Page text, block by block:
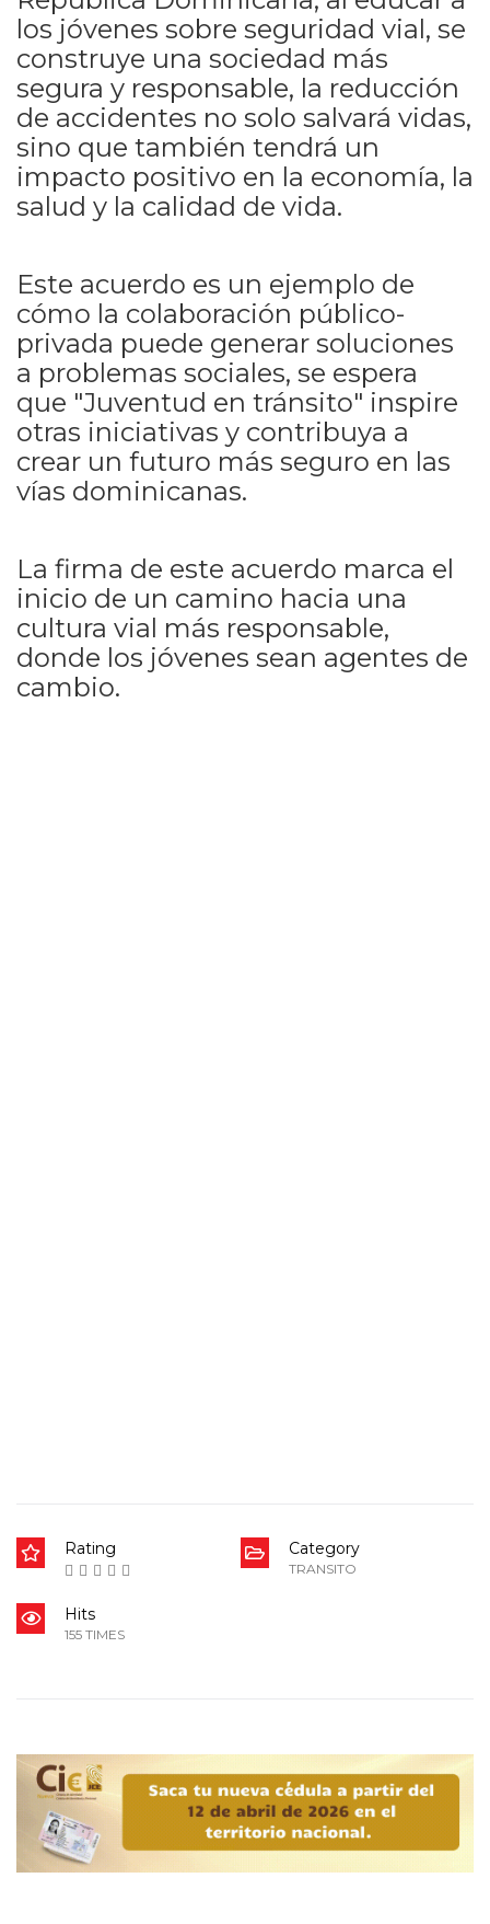
los jóvenes sobre seguridad vial, se
construye una sociedad más
segura y responsable, la reducción
de accidentes no solo salvará vidas,
sino que también tendrá un
impacto positivo en la economía, la
salud y la calidad de vida.
Este acuerdo es un ejemplo de
cómo la colaboración público-
privada puede generar soluciones
a problemas sociales, se espera
que "Juventud en tránsito" inspire
otras iniciativas y contribuya a
crear un futuro más seguro en las
vías dominicanas.
La firma de este acuerdo marca el
inicio de un camino hacia una
cultura vial más responsable,
donde los jóvenes sean agentes de
cambio.
Rating Category
TRANSITO
Hits
155 TIMES